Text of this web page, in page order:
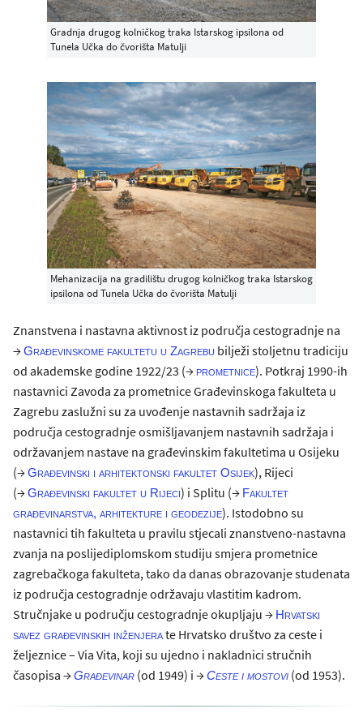
Gradnja drugog kolničkog traka Istarskog ipsilona od
Tunela Učka do čvorišta Matulji
Mehanizacija na gradilištu drugog kolničkog traka Istarskog
ipsilona od Tunela Učka do čvorišta Matulji
Znanstvena i nastavna aktivnost iz područja cestogradnje na
→Građevinskome fakultetu u Zagrebu bilježi stoljetnu tradiciju
od akademske godine 1922/23 (→ prometnice). Potkraj 1990-ih
nastavnici Zavoda za prometnice Građevinskoga fakulteta u
Zagrebu zaslužni su za uvođenje nastavnih sadržaja iz
područja cestogradnje osmišljavanjem nastavnih sadržaja i
održavanjem nastave na građevinskim fakultetima u Osijeku
(→Građevinski i arhitektonski fakultet Osijek), Rijeci
(→Građevinski fakultet u Rijeci) i Splitu (→ Fakultet
građevinarstva, arhitekture i geodezije). Istodobno su
nastavnici tih fakulteta u pravilu stjecali znanstveno-nastavna
zvanja na poslijediplomskom studiju smjera prometnice
zagrebačkoga fakulteta, tako da danas obrazovanje studenata
iz područja cestogradnje održavaju vlastitim kadrom.
Stručnjake u području cestogradnje okupljaju → Hrvatski
savez građevinskih inženjerate Hrvatsko društvo za ceste i
željeznice – Via Vita, koji su ujedno i nakladnici stručnih
časopisa →Građevinar (od 1949) i →Ceste i mostovi (od 1953).